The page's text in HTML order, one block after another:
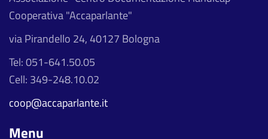
Cooperativa "Accaparlante"
via Pirandello 24, 40127 Bologna
Tel: 051-641.50.05
Cell: 349-248.10.02
coop@accaparlante.it
Menu